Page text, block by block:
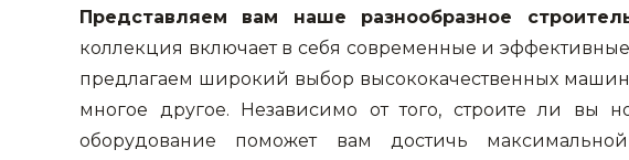
Представляем вам наше разнообразное
коллекция включает в себя современные и
предлагаем широкий выбор высококачественных
многое другое. Независимо от того, строите ли вы
оборудование поможет вам достичь